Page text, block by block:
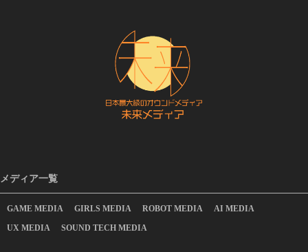
メディア一覧
GAME MEDIA GIRLS MEDIA ROBOT MEDIA
AI MEDIA
UX MEDIA
SOUND TECH MEDIA